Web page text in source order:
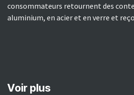
consommateurs retournent des
aluminium, en acier et en verre et
Voir plus​